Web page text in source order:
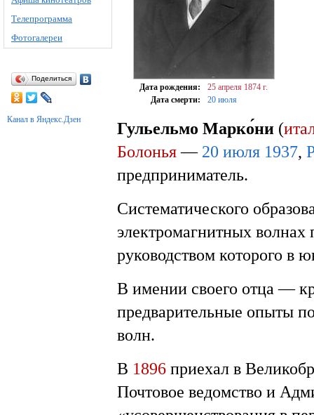
Телепрограмма
Фотогалереи
Поделиться
Канал в Яндекс.Дзен
Дата рождения: 25 апреля 1874 г.
Дата смерти:
20 июля
Гульельмо Марко́ни (
Болонья— 20 июля 1937,
предприниматель.
Систематического
электромагнитных волнах
руководством которого в
В имении своего отца —
предварительные опыты
волн.
В 1896 приехал в
Почтовое ведомство и